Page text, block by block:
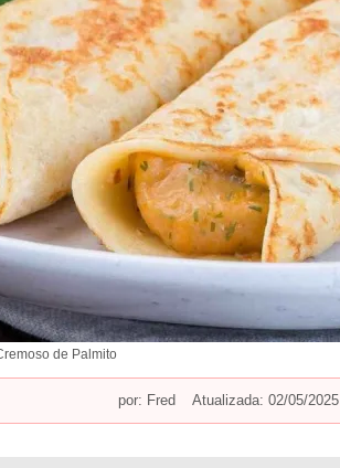
de Palmito
por: Fred Atualizada: 02/05/2025